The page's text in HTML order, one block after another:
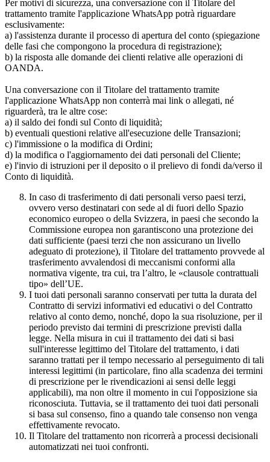
Per motivi di sicurezza, una conversazione con il Titolare del
trattamento tramite l'applicazione WhatsApp potrà riguardare
esclusivamente:
a) l'assistenza durante il processo di apertura del conto (spiegazione
delle fasi che compongono la procedura di registrazione);
b) la risposta alle domande dei clienti relative alle operazioni di
OANDA.
Una conversazione con il Titolare del trattamento tramite
l'applicazione WhatsApp non conterrà mai link o allegati, né
riguarderà, tra le altre cose:
a) il saldo dei fondi sul Conto di liquidità;
b) eventuali questioni relative all'esecuzione delle Transazioni;
c) l'immissione o la modifica di Ordini;
d) la modifica o l'aggiornamento dei dati personali del Cliente;
e) l'invio di istruzioni per il deposito o il prelievo di fondi da/verso il
Conto di liquidità.
In caso di trasferimento di dati personali verso paesi terzi,
ovvero verso destinatari con sede al di fuori dello Spazio
economico europeo o della Svizzera, in paesi che secondo la
Commissione europea non garantiscono una protezione dei
dati sufficiente (paesi terzi che non assicurano un livello
adeguato di protezione), il Titolare del trattamento provvede al
trasferimento avvalendosi di meccanismi conformi alla
normativa vigente, tra cui, tra l’altro, le «clausole contrattuali
tipo» dell’UE.
I tuoi dati personali saranno conservati per tutta la durata del
Contratto di servizi informativi ed educativi o del Contratto
relativo al conto demo, nonché, dopo la sua risoluzione, per il
periodo previsto dai termini di prescrizione previsti dalla
legge. Nella misura in cui il trattamento dei dati si basi
sull'interesse legittimo del Titolare del trattamento, i dati
saranno trattati per il tempo necessario al perseguimento di tali
interessi legittimi (in particolare, fino alla scadenza dei termini
di prescrizione per le rivendicazioni ai sensi delle leggi
applicabili), ma non oltre il momento in cui l'opposizione sia
riconosciuta. Tuttavia, se il trattamento dei tuoi dati personali
si basa sul consenso, fino a quando tale consenso non venga
effettivamente revocato.
Il Titolare del trattamento non ricorrerà a processi decisionali
automatizzati nei tuoi confronti.